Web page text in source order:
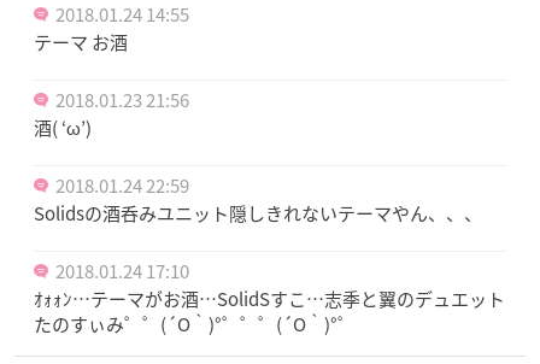
2018.01.24 14:55
テーマ お酒
2018.01.23 21:56
酒( ‘ω’)
2018.01.24 22:59
Solidsの酒呑みユニット隠しきれないテーマやん、、、
2018.01.24 17:10
ｵｫｫﾝ…テーマがお酒…SolidSすこ…志季と翼のデュエット
たのすぃみ゜゜(´O｀)°゜゜゜(´O｀)°゜